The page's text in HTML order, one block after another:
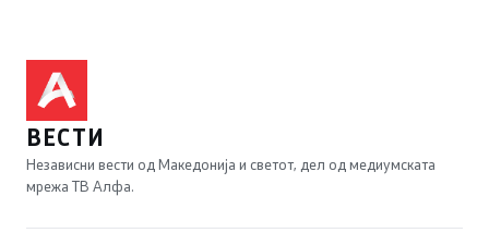
ВЕСТИ
Независни вести од Македонија и светот, дел од медиумската
мрежа ТВ Алфа.